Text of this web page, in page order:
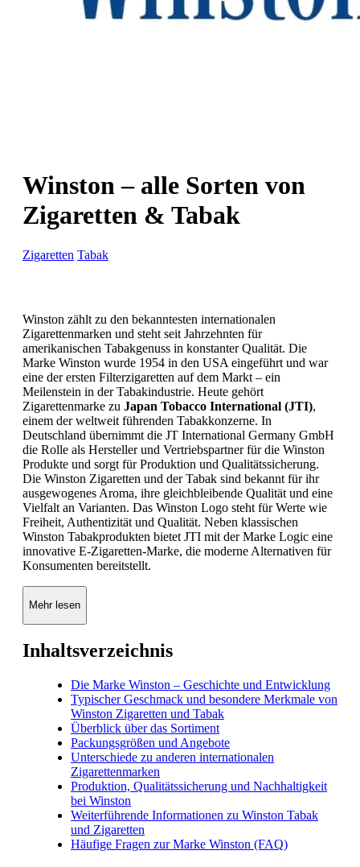
Winston – alle Sorten von
Zigaretten & Tabak
Zigaretten Tabak
Winston zählt zu den bekanntesten internationalen
Zigarettenmarken und steht seit Jahrzehnten für
amerikanischen Tabakgenuss in konstanter Qualität. Die
Marke Winston wurde 1954 in den USA eingeführt und war
eine der ersten Filterzigaretten auf dem Markt – ein
Meilenstein in der Tabakindustrie. Heute gehört
Zigarettenmarke zu Japan Tobacco International (JTI),
einem der weltweit führenden Tabakkonzerne. In
Deutschland übernimmt die JT International Germany GmbH
die Rolle als Hersteller und Vertriebspartner für die Winston
Produkte und sorgt für Produktion und Qualitätssicherung.
Die Winston Zigaretten und der Tabak sind bekannt für ihr
ausgewogenes Aroma, ihre gleichbleibende Qualität und eine
Vielfalt an Varianten. Das Winston Logo steht für Werte wie
Freiheit, Authentizität und Qualität. Neben klassischen
Winston Tabakprodukten bietet JTI mit der Marke Logic eine
innovative E-Zigaretten-Marke, die moderne Alternativen für
Konsumenten bereitstellt.
Mehr lesen
Inhaltsverzeichnis
Die Marke Winston – Geschichte und Entwicklung
Typischer Geschmack und besondere Merkmale von
Winston Zigaretten und Tabak
Überblick über das Sortiment
Packungsgrößen und Angebote
Unterschiede zu anderen internationalen
Zigarettenmarken
Produktion, Qualitätssicherung und Nachhaltigkeit
bei Winston
Weiterführende Informationen zu Winston Tabak
und Zigaretten
Häufige Fragen zur Marke Winston (FAQ)